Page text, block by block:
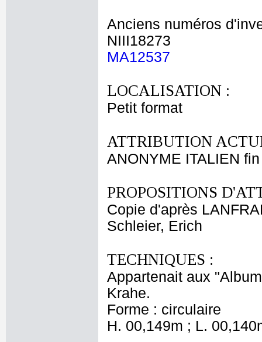
Anciens numéros
NIII18273
MA12537
LOCALISATION :
Petit format
ATTRIBUTION
ANONYME ITALIEN
PROPOSITIONS
Copie d'après
Schleier, Erich
TECHNIQUES :
Appartenait aux
Krahe.
Forme : circulaire
H. 00,149m ; L.